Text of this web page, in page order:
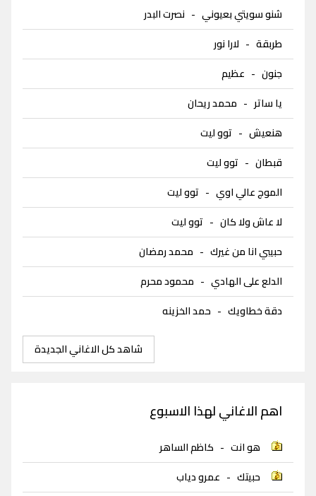
شنو سويتي بعيوني - نصرت البدر
طربقة - لارا نور
جنون - عظيم
يا ساتر - محمد ريحان
هنعيش - توو ليت
قبطان - توو ليت
الموج عالي اوي - توو ليت
لا عاش ولا كان - توو ليت
حبيبي انا من غيرك - محمد رمضان
الدلع على الهادي - محمود محرم
دقة خطاويك - حمد الخزينه
شاهد كل الاغاني الجديدة
اهم الاغاني لهذا الاسبوع
هو انت - كاظم الساهر
حبيتك - عمرو دياب